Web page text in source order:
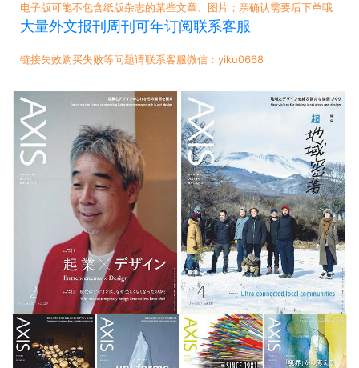
电子版可能不包含纸版杂志的某些文章、图片；亲确认需要后下单哦
大量外文报刊周刊可年订阅联系客服
链接失效购买失败等问题请联系客服微信：yiku0668